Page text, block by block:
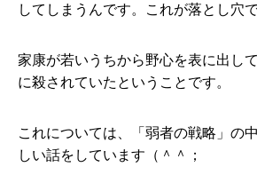
してしまうんです。これが落とし穴で
家康が若いうちから野心を表に出し
に殺されていたということです。
これについては、「弱者の戦略」の
しい話をしています（＾＾；